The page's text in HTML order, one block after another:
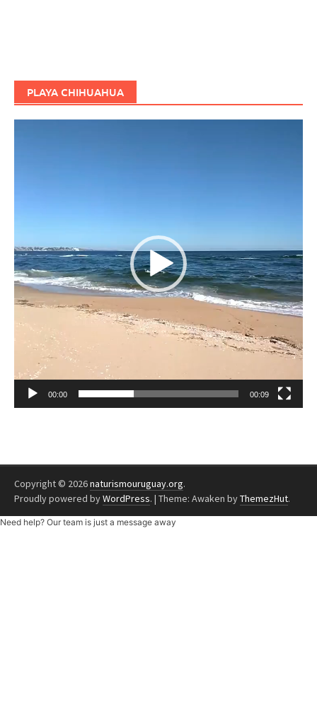
PLAYA CHIHUAHUA
00:00 00:09
Copyright © 2026naturismouruguay.org.
Proudly powered byWordPress. | Theme: Awaken byThemezHut.
Need help? Our team is just a message away